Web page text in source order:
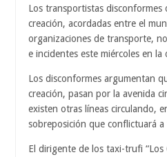
Los transportistas disconformes
creación, acordadas entre el
organizaciones de transporte,
e incidentes este miércoles en la
Los disconformes argumentan
creación, pasan por la avenida
existen otras líneas circulando,
sobreposición que conflictuará
El dirigente de los taxi-trufi “Los